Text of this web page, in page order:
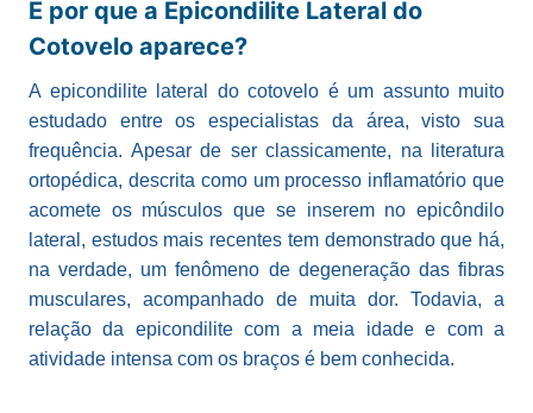
E por que a Epicondilite Lateral do
Cotovelo aparece?
A epicondilite lateral do cotovelo é um assunto muito
estudado entre os especialistas da área, visto sua
frequência. Apesar de ser classicamente, na literatura
ortopédica, descrita como um processo inflamatório que
acomete os músculos que se inserem no epicôndilo
lateral, estudos mais recentes tem demonstrado que há,
na verdade, um fenômeno de degeneração das fibras
musculares, acompanhado de muita dor. Todavia, a
relação da epicondilite com a meia idade e com a
atividade intensa com os braços é bem conhecida.